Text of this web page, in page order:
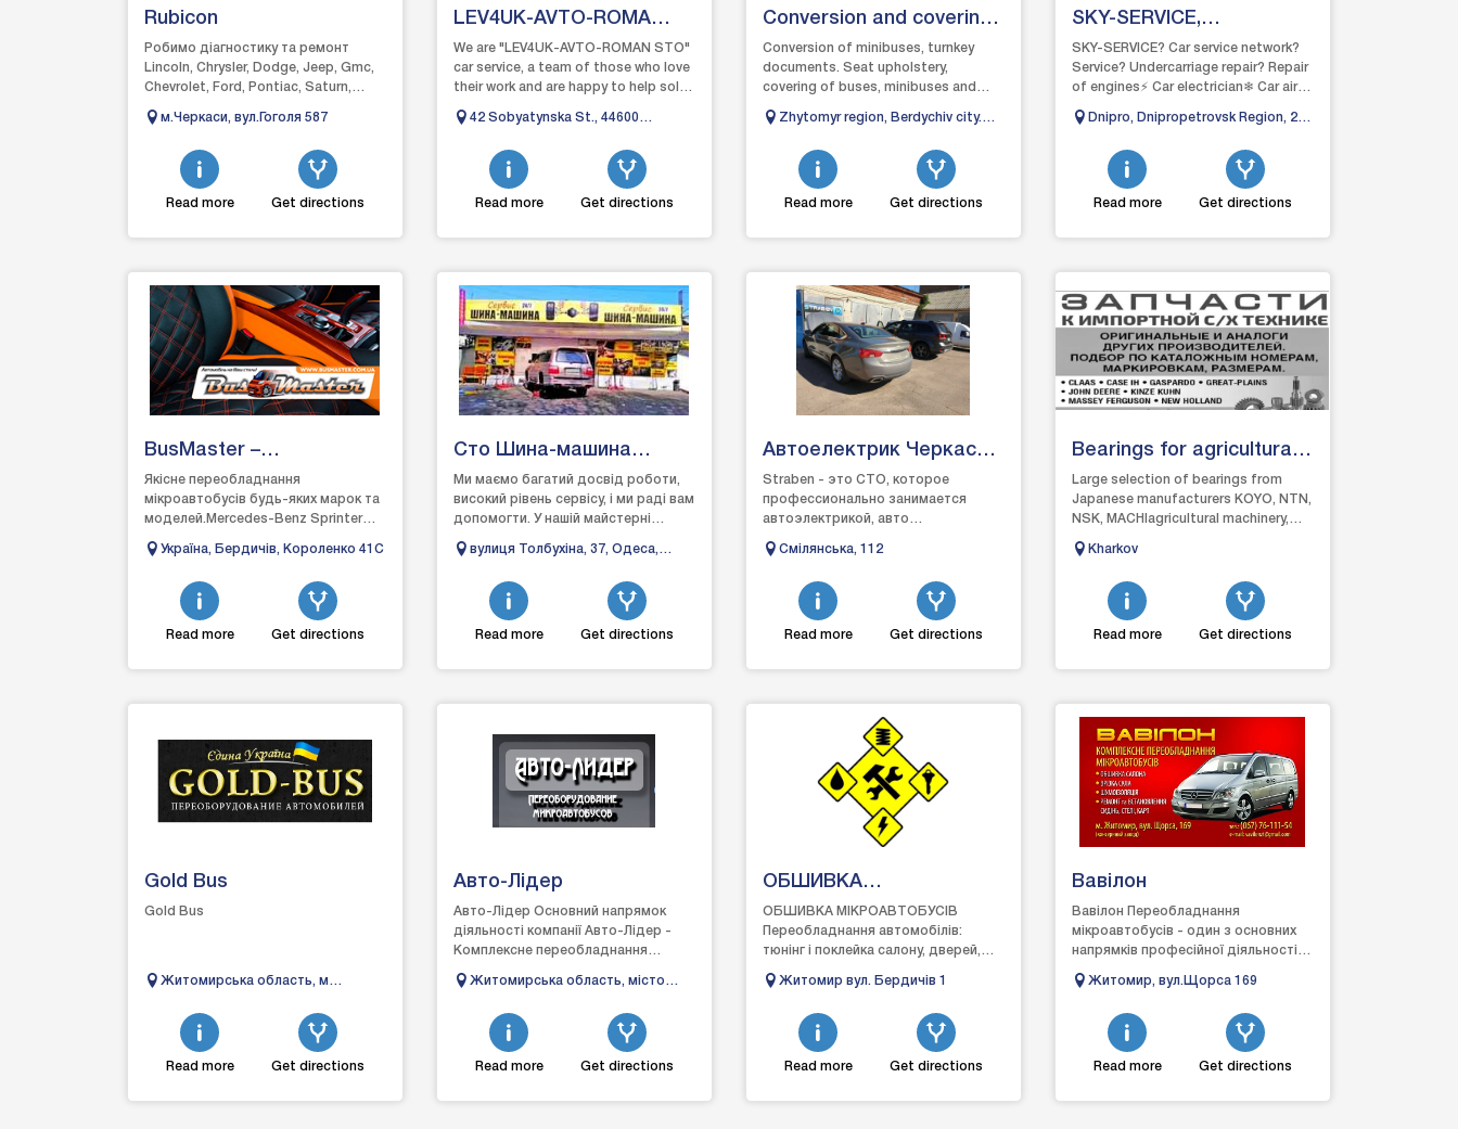
Rubicon
Робимо діагностику та ремонт
Lincoln, Chrysler, Dodge, Jeep, Gmc,
Chevrolet, Ford, Pontiac, Saturn,
Hummer Виконуємо...
м.Черкаси, вул.Гоголя 587
Read more Get directions
LEV4UK-AVTO-ROMA
CTO
We are "LEV4UK-AVTO-ROMAN STO"
car service, a team of those who love
their work and are happy to help solve
is...
42 Sobyatynska St., 44600
Read more Get directions
Conversion and covering
of cars
Conversion of minibuses, turnkey
documents. Seat upholstery,
covering of buses, minibuses and
sofas, cell phones,...
Zhytomyr region, Berdychiv city.
Read more Get directions
SKY-SERVICE,
Autoservice Dnipro
SKY-SERVICE? Car service network?
Service? Undercarriage repair? Repair
of engines⚡ Car electrician❄ Car air
Dnipro, Dnipropetrovsk Region, 27
Read more Get directions
BusMaster –
Переобладнання
Мікроавтобусів всіх
марок. Обшивка,
автомобілів.
Якісне переобладнання
мікроавтобусів будь-яких марок та
моделей.Mercedes-Benz Sprinter
416, Volkswagen Crafter, Vol...
Україна, Бердичів, Короленко 41С
Read more Get directions
Сто Шина-машина
сервіс
Ми маємо багатий досвід роботи,
високий рівень сервісу, і ми раді вам
допомогти. У нашій майстерні
скористатися можлив...
вулиця Толбухіна, 37, Одеса,
Read more Get directions
Автоелектрик Черкаси
Страбен
Straben - это СТО, которое
профессионально занимается
автоэлектрикой, авто
Черкассах, наш персонал имеет
Смілянська, 112
Read more Get directions
Bearings for agricultural
machinery
Large selection of bearings from
Japanese manufacturers KOYO, NTN,
NSK, MACHIagricultural machinery,
harrows d...
Kharkov
Read more Get directions
Gold Bus
Gold Bus
Житомирська область, м
Read more Get directions
Авто-Лідер
Авто-Лідер Основний напрямок
діяльності компанії Авто-Лідер -
Комплексне переобладнання
моделей. Так само надаються...
Житомирська область, місто
Read more Get directions
ОБШИВКА
МІКРОАВТОБУСІВ
ОБШИВКА МІКРОАВТОБУСІВ
Переобладнання автомобілів:
тюнінг і поклейка салону, дверей,
врізка, поклейка і тонуван...
Житомир вул. Бердичів 1
Read more Get directions
Вавілон
Вавілон Переобладнання
мікроавтобусів - один з основних
напрямків професійної діяльності
послуг по переробці мікроавт...
Житомир, вул.Щорса 169
Read more Get directions